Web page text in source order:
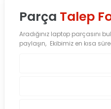
Parça Talep
Aradığınız laptop parçasını
paylaşın, Ekibimiz en kısa